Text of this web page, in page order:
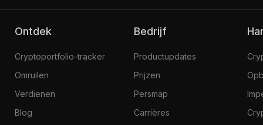
Ontdek
Cryptoportfolio-tracker
Omruilen
Verdienen
Blog
Bedrijf
Productupdates
Prijzen
Persmap
Carrières